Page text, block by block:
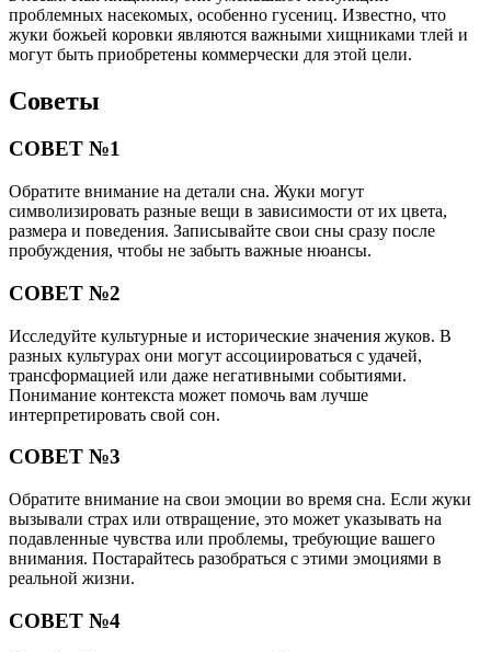
проблемных насекомых, особенно гусениц. Известно, что
жуки божьей коровки являются важными хищниками тлей и
могут быть приобретены коммерчески для этой цели.
Советы
СОВЕТ №1
Обратите внимание на детали сна. Жуки могут
символизировать разные вещи в зависимости от их цвета,
размера и поведения. Записывайте свои сны сразу после
пробуждения, чтобы не забыть важные нюансы.
СОВЕТ №2
Исследуйте культурные и исторические значения жуков. В
разных культурах они могут ассоциироваться с удачей,
трансформацией или даже негативными событиями.
Понимание контекста может помочь вам лучше
интерпретировать свой сон.
СОВЕТ №3
Обратите внимание на свои эмоции во время сна. Если жуки
вызывали страх или отвращение, это может указывать на
подавленные чувства или проблемы, требующие вашего
внимания. Постарайтесь разобраться с этими эмоциями в
реальной жизни.
СОВЕТ №4